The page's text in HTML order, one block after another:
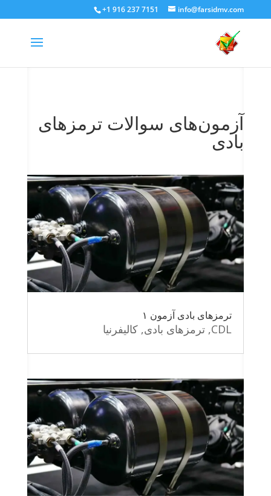
+1 916 237 7151 info@farsidmv.com
آزمون‌های سوالات ترمزهای
بادی
ترمزهای بادی آزمون ۱
CDL
, ترمزهای بادی, کالیفرنیا